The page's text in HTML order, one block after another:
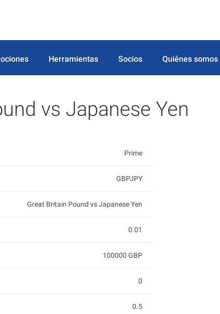
Herramientas Socios Quiénes somos
vs Japanese Yen
Prime
GBPJPY
Great Britain Pound vs Japanese Yen
0.01
100000 GBP
0
0.5